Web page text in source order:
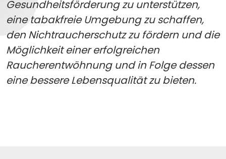
Gesundheitsförderung zu unterstützen,
eine tabakfreie Umgebung zu schaffen,
den Nichtraucherschutz zu fördern und die
Möglichkeit einer erfolgreichen
Raucherentwöhnung und in Folge dessen
eine bessere Lebensqualität zu bieten.